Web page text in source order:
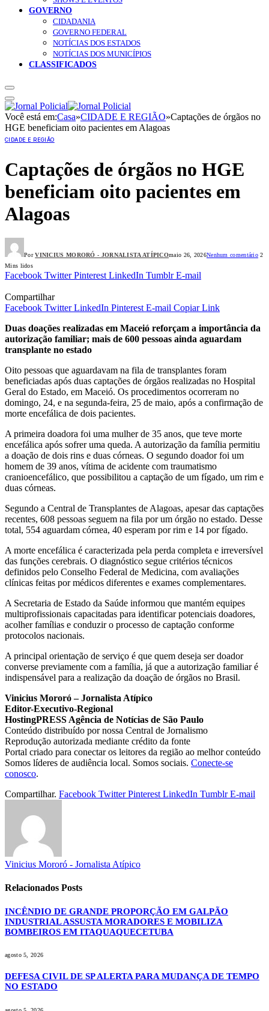
GOVERNO
CIDADANIA
GOVERNO FEDERAL
NOTÍCIAS DOS ESTADOS
NOTÍCIAS DOS MUNICÍPIOS
CLASSIFICADOS
Você está em:Casa»CIDADE E REGIÃO»Captações de órgãos no
HGE beneficiam oito pacientes em Alagoas
CIDADE E REGIÃO
Captações de órgãos no HGE
beneficiam oito pacientes em
Alagoas
Por VINICIUS MORORÓ - JORNALISTA ATÍPICOmaio 26, 2026Nenhum comentário 2
Mins lidos
Facebook Twitter Pinterest LinkedIn Tumblr E-mail
Compartilhar
Facebook Twitter LinkedIn Pinterest E-mail Copiar Link
Duas doações realizadas em Maceió reforçam a importância da
autorização familiar; mais de 600 pessoas ainda aguardam
transplante no estado
Oito pessoas que aguardavam na fila de transplantes foram
beneficiadas após duas captações de órgãos realizadas no Hospital
Geral do Estado, em Maceió. Os procedimentos ocorreram no
domingo, 24, e na segunda-feira, 25 de maio, após a confirmação de
morte encefálica de dois pacientes.
A primeira doadora foi uma mulher de 35 anos, que teve morte
encefálica após sofrer uma queda. A autorização da família permitiu
a doação de dois rins e duas córneas. O segundo doador foi um
homem de 39 anos, vítima de acidente com traumatismo
cranioencefálico, que possibilitou a captação de um fígado, um rim e
duas córneas.
Segundo a Central de Transplantes de Alagoas, apesar das captações
recentes, 608 pessoas seguem na fila por um órgão no estado. Desse
total, 554 aguardam córnea, 40 esperam por rim e 14 por fígado.
A morte encefálica é caracterizada pela perda completa e irreversível
das funções cerebrais. O diagnóstico segue critérios técnicos
definidos pelo Conselho Federal de Medicina, com avaliações
clínicas feitas por médicos diferentes e exames complementares.
A Secretaria de Estado da Saúde informou que mantém equipes
multiprofissionais capacitadas para identificar potenciais doadores,
acolher famílias e conduzir o processo de captação conforme
protocolos nacionais.
A principal orientação de serviço é que quem deseja ser doador
converse previamente com a família, já que a autorização familiar é
indispensável para a realização da doação de órgãos no Brasil.
Vinicius Mororó – Jornalista Atípico
Editor-Executivo-Regional
HostingPRESS Agência de Notícias de São Paulo
Conteúdo distribuído por nossa Central de Jornalismo
Reprodução autorizada mediante crédito da fonte
Portal criado para conectar os leitores da região ao melhor conteúdo
Somos líderes de audiência local. Somos sociais. Conecte-se
conosco.
Compartilhar. Facebook Twitter Pinterest LinkedIn Tumblr E-mail
Vinicius Mororó - Jornalista Atípico
Relacionados Posts
INCÊNDIO DE GRANDE PROPORÇÃO EM GALPÃO
INDUSTRIAL ASSUSTA MORADORES E MOBILIZA
BOMBEIROS EM ITAQUAQUECETUBA
agosto 5, 2026
DEFESA CIVIL DE SP ALERTA PARA MUDANÇA DE TEMPO
NO ESTADO